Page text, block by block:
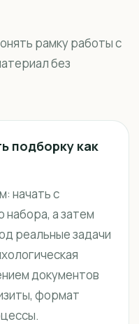
рамку работы с
без
подборку как
начать с
набора, а затем
реальные задачи
документов
формат